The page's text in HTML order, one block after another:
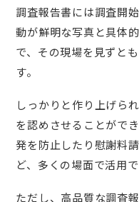
調査報告書には調査開
動が鮮明な写真と具体
で、その現場を見ずと
す。
しっかりと作り上げら
を認めさせることがで
発を防止したり慰謝料
ど、多くの場面で活用で
ただし、高品質な調査